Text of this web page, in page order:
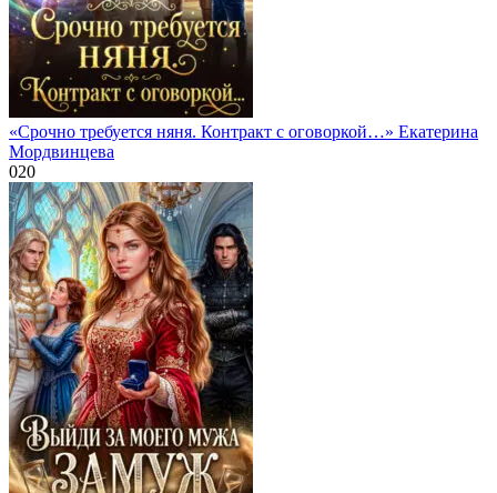
«Срочно требуется няня. Контракт с оговоркой…» Екатерина
Мордвинцева
020